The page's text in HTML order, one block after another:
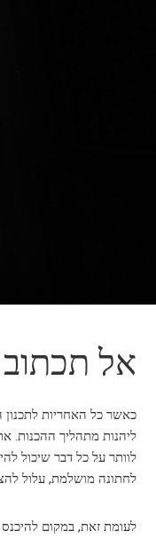
אל
כאשר כל האחריות
ליהנות מתהליך ההכנות.
לוותר על כל דבר שיכול
לחתונה מושלמת, עלול
לעומת זאת, במקום